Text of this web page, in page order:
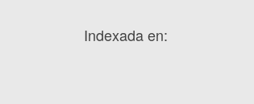
Indexada en: